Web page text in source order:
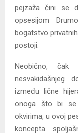
pejzaža čini se
opsesijom
bogatstvo
postoji.
Neobično, čak
nesvakidašnjeg
između lične
onoga što bi se
okvirima, u ovoj
koncepta